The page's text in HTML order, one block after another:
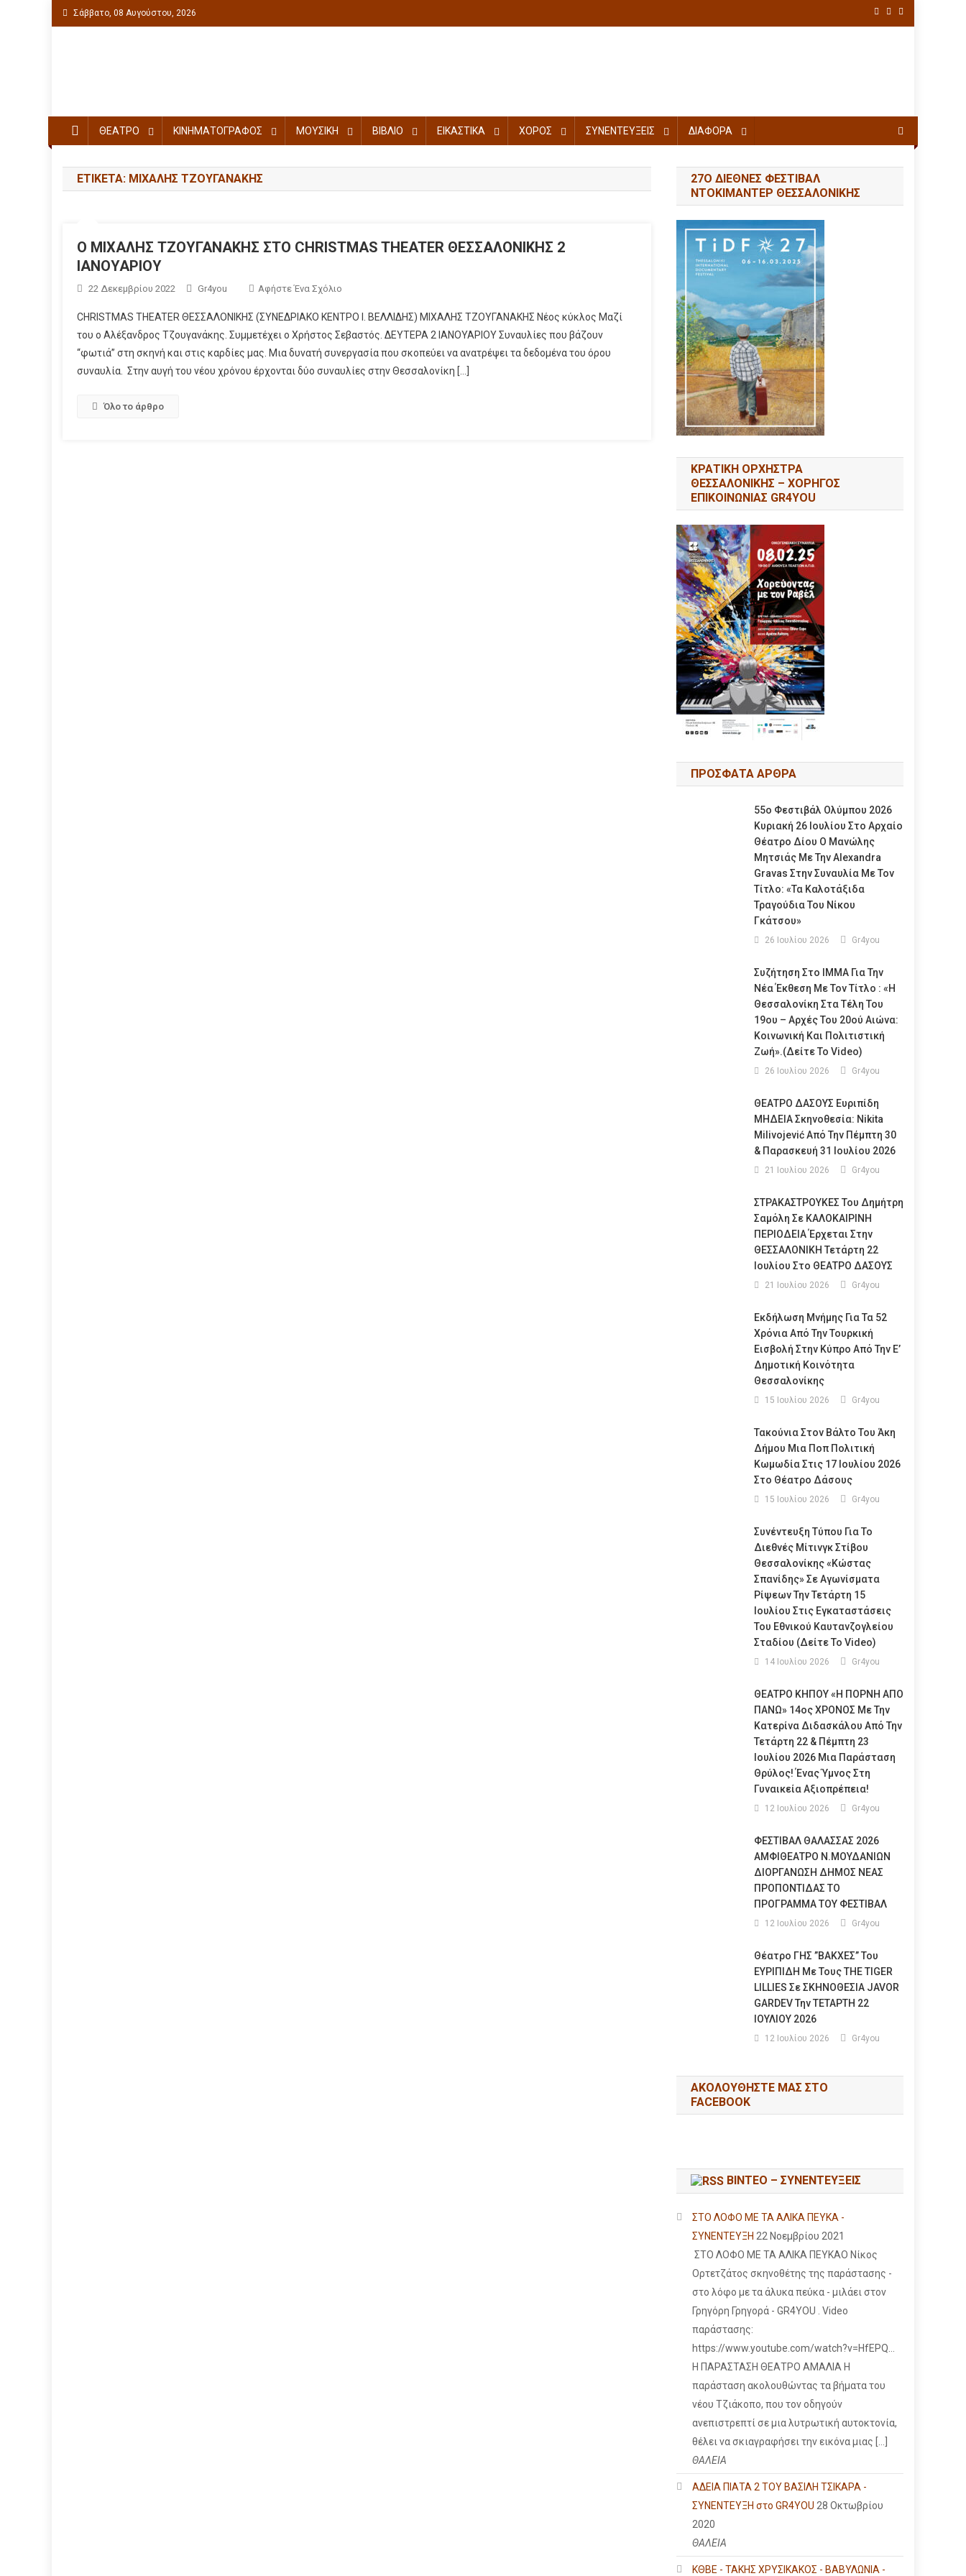
Σάββατο, 08 Αυγούστου, 2026
ΘΕΑΤΡΟ ΚΙΝΗΜΑΤΟΓΡΑΦΟΣ ΜΟΥΣΙΚΗ ΒΙΒΛΙΟ ΕΙΚΑΣΤΙΚΑ ΧΟΡΟΣ ΣΥΝΕΝΤΕΥΞΕΙΣ ΔΙΑΦΟΡΑ
ΕΤΙΚΈΤΑ: ΜΙΧΑΛΗΣ ΤΖΟΥΓΑΝΑΚΗΣ
Ο ΜΙΧΑΛΗΣ ΤΖΟΥΓΑΝΑΚΗΣ ΣΤΟ CHRISTMAS THEATER ΘΕΣΣΑΛΟΝΙΚΗΣ 2
ΙΑΝΟΥΑΡΙΟΥ
22 Δεκεμβρίου 2022 Gr4you Αφήστε Ένα Σχόλιο
CHRISTMAS THEATER ΘΕΣΣΑΛΟΝΙΚΗΣ (ΣΥΝΕΔΡΙΑΚΟ ΚΕΝΤΡΟ Ι. ΒΕΛΛΙΔΗΣ) ΜΙΧΑΛΗΣ ΤΖΟΥΓΑΝΑΚΗΣ Νέος κύκλος Μαζί
του ο Αλέξανδρος Τζουγανάκης. Συμμετέχει ο Χρήστος Σεβαστός. ΔΕΥΤΕΡΑ 2 ΙΑΝΟΥΑΡΙΟΥ Συναυλίες που βάζουν
“φωτιά” στη σκηνή και στις καρδίες μας. Μια δυνατή συνεργασία που σκοπεύει να ανατρέψει τα δεδομένα του όρου
συναυλία. Στην αυγή του νέου χρόνου έρχονται δύο συναυλίες στην Θεσσαλονίκη […]
Όλο το άρθρο
27Ο ΔΙΕΘΝΕΣ ΦΕΣΤΙΒΑΛ
ΝΤΟΚΙΜΑΝΤΕΡ ΘΕΣΣΑΛΟΝΙΚΗΣ
ΚΡΑΤΙΚΗ ΟΡΧΗΣΤΡΑ
ΘΕΣΣΑΛΟΝΙΚΗΣ – ΧΟΡΗΓΟΣ
ΕΠΙΚΟΙΝΩΝΙΑΣ GR4YOU
ΠΡΟΣΦΑΤΑ ΑΡΘΡΑ
55ο Φεστιβάλ Ολύμπου 2026
Κυριακή 26 Ιουλίου Στο Αρχαίο
Θέατρο Δίου Ο Μανώλης
Μητσιάς Με Την Alexandra
Gravas Στην Συναυλία Με Τον
Τίτλο: «τα Καλοτάξιδα
Τραγούδια Του Νίκου
Γκάτσου»
26 Ιουλίου 2026 Gr4you
Συζήτηση Στο ΙΜΜΑ Για Την
Νέα Έκθεση Με Τον Τίτλο : «Η
Θεσσαλονίκη Στα Τέλη Του
19ου – Αρχές Του 20ού Αιώνα:
Κοινωνική Και Πολιτιστική
Ζωή».(Δείτε Το Video)
26 Ιουλίου 2026 Gr4you
ΘΕΑΤΡΟ ΔΑΣΟΥΣ Ευριπίδη
ΜΗΔΕΙΑ Σκηνοθεσία: Nikita
Milivojević Από Την Πέμπτη 30
& Παρασκευή 31 Ιουλίου 2026
21 Ιουλίου 2026 Gr4you
ΣΤΡΑΚΑΣΤΡΟΥΚΕΣ Του Δημήτρη
Σαμόλη Σε ΚΑΛΟΚΑΙΡΙΝΗ
ΠΕΡΙΟΔΕΙΑ Έρχεται Στην
ΘΕΣΣΑΛΟΝΙΚΗ Τετάρτη 22
Ιουλίου Στο ΘΕΑΤΡΟ ΔΑΣΟΥΣ
21 Ιουλίου 2026 Gr4you
Εκδήλωση Μνήμης Για Τα 52
Χρόνια Από Την Τουρκική
Εισβολή Στην Κύπρο Από Την Ε’
Δημοτική Κοινότητα
Θεσσαλονίκης
15 Ιουλίου 2026 Gr4you
Τακούνια Στον Βάλτο Του Άκη
Δήμου Μια Ποπ Πολιτική
Κωμωδία Στις 17 Ιουλίου 2026
Στο Θέατρο Δάσους
15 Ιουλίου 2026 Gr4you
Συνέντευξη Τύπου Για Το
Διεθνές Μίτινγκ Στίβου
Θεσσαλονίκης «Κώστας
Σπανίδης» Σε Αγωνίσματα
Ρίψεων Την Τετάρτη 15
Ιουλίου Στις Εγκαταστάσεις
Του Εθνικού Καυτανζογλείου
Σταδίου (Δείτε Το Video)
14 Ιουλίου 2026 Gr4you
ΘΕΑΤΡΟ ΚΗΠΟΥ «Η ΠΟΡΝΗ ΑΠΟ
ΠΑΝΩ» 14ος ΧΡΟΝΟΣ Με Την
Κατερίνα Διδασκάλου Από Την
Τετάρτη 22 & Πέμπτη 23
Ιουλίου 2026 Μια Παράσταση
Θρύλος! Ένας Ύμνος Στη
Γυναικεία Αξιοπρέπεια!
12 Ιουλίου 2026 Gr4you
ΦΕΣΤΙΒΑΛ ΘΑΛΑΣΣΑΣ 2026
ΑΜΦΙΘΕΑΤΡΟ Ν.ΜΟΥΔΑΝΙΩΝ
ΔΙΟΡΓΑΝΩΣΗ ΔΗΜΟΣ ΝΕΑΣ
ΠΡΟΠΟΝΤΙΔΑΣ ΤΟ
ΠΡΟΓΡΑΜΜΑ ΤΟΥ ΦΕΣΤΙΒΑΛ
12 Ιουλίου 2026 Gr4you
Θέατρο ΓΗΣ ”ΒΑΚΧΕΣ” Του
ΕΥΡΙΠΙΔΗ Με Τους THE TIGER
LILLIES Σε ΣΚΗΝΟΘΕΣΙΑ JAVOR
GARDEV Την ΤΕΤΑΡΤΗ 22
ΙΟΥΛΙΟΥ 2026
12 Ιουλίου 2026 Gr4you
ΑΚΟΛΟΥΘΉΣΤΕ ΜΑΣ ΣΤΟ
FACEBOOK
ΒΙΝΤΕΟ – ΣΥΝΕΝΤΕΥΞΕΙΣ
ΣΤΟ ΛΟΦΟ ΜΕ ΤΑ ΑΛΙΚΑ ΠΕΥΚΑ -
ΣΥΝΕΝΤΕΥΞΗ 22 Νοεμβρίου 2021
ΣΤΟ ΛΟΦΟ ΜΕ ΤΑ ΑΛΙΚΑ ΠΕΥΚΑΟ Νίκος
Ορτετζάτος σκηνοθέτης της παράστασης -
στο λόφο με τα άλυκα πεύκα - μιλάει στον
Γρηγόρη Γρηγορά - GR4YOU . Video
παράστασης:
https://www.youtube.com/watch?v=HfEPQ...
Η ΠΑΡΑΣΤΑΣΗ ΘΕΑΤΡΟ ΑΜΑΛΙΑ Η
παράσταση ακολουθώντας τα βήματα του
νέου Τζιάκοπο, που τον οδηγούν
ανεπιστρεπτί σε μια λυτρωτική αυτοκτονία,
θέλει να σκιαγραφήσει την εικόνα μιας […]
ΘΑΛΕΙΑ
ΑΔΕΙΑ ΠΙΑΤΑ 2 ΤΟΥ ΒΑΣΙΛΗ ΤΣΙΚΑΡΑ -
ΣΥΝΕΝΤΕΥΞΗ στο GR4YOU 28 Οκτωβρίου
2020
ΘΑΛΕΙΑ
ΚΘΒΕ - ΤΑΚΗΣ ΧΡΥΣΙΚΑΚΟΣ - ΒΑΒΥΛΩΝΙΑ -